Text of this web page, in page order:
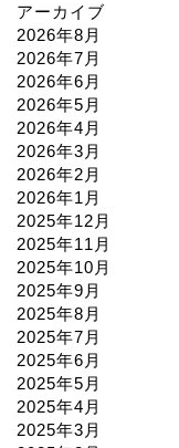
アーカイブ
2026年8月
2026年7月
2026年6月
2026年5月
2026年4月
2026年3月
2026年2月
2026年1月
2025年12月
2025年11月
2025年10月
2025年9月
2025年8月
2025年7月
2025年6月
2025年5月
2025年4月
2025年3月